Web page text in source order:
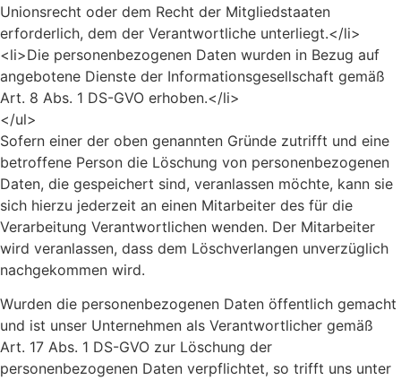
Unionsrecht oder dem Recht der Mitgliedstaaten
erforderlich, dem der Verantwortliche unterliegt.</li>
<li>Die personenbezogenen Daten wurden in Bezug auf
angebotene Dienste der Informationsgesellschaft gemäß
Art. 8 Abs. 1 DS-GVO erhoben.</li>
</ul>
Sofern einer der oben genannten Gründe zutrifft und eine
betroffene Person die Löschung von personenbezogenen
Daten, die gespeichert sind, veranlassen möchte, kann sie
sich hierzu jederzeit an einen Mitarbeiter des für die
Verarbeitung Verantwortlichen wenden. Der Mitarbeiter
wird veranlassen, dass dem Löschverlangen unverzüglich
nachgekommen wird.
Wurden die personenbezogenen Daten öffentlich gemacht
und ist unser Unternehmen als Verantwortlicher gemäß
Art. 17 Abs. 1 DS-GVO zur Löschung der
personenbezogenen Daten verpflichtet, so trifft uns unter